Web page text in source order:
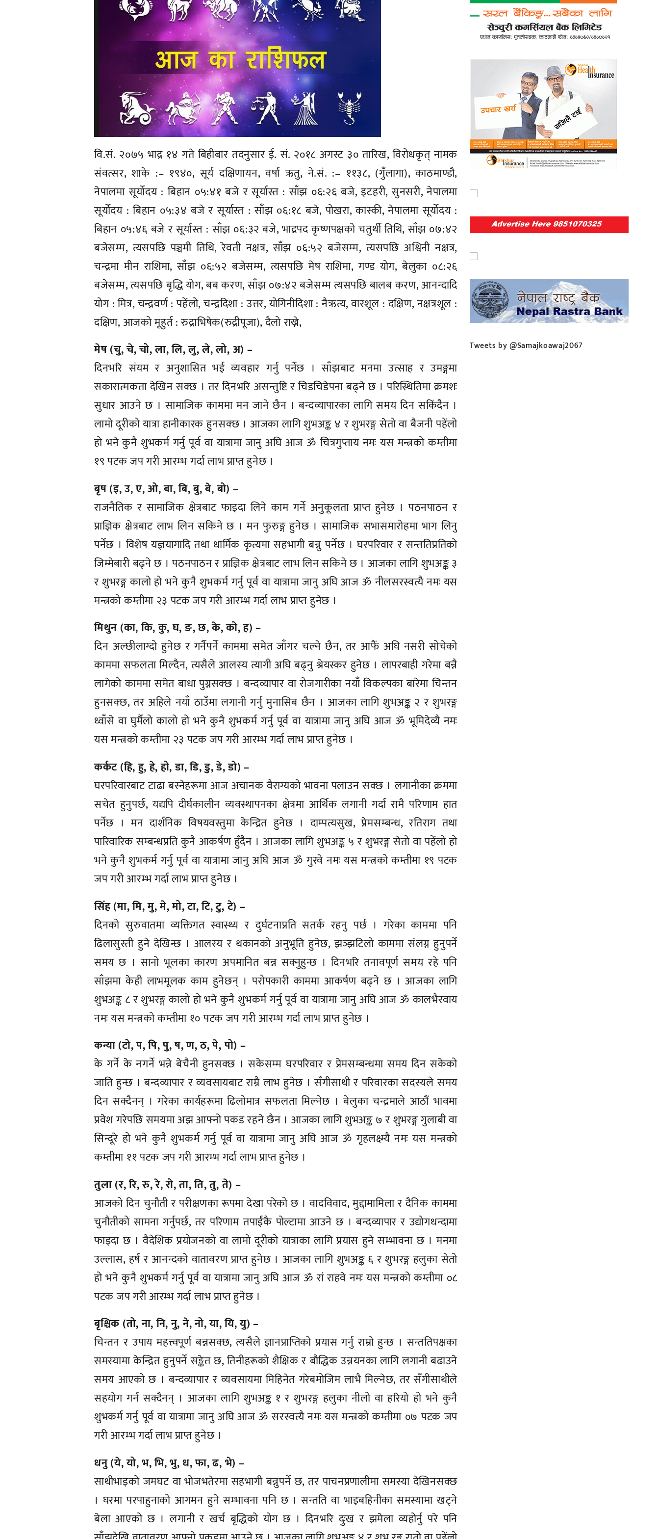
वि.सं. २०७५ भाद्र १४ गते बिहीबार तदनुसार ई. सं. २०१८ अगस्ट ३० तारिख, विरोधकृत् नामक
संवत्सर, शाके :– १९४०, सूर्य दक्षिणायन, वर्षा ऋतु, ने.सं. :– ११३८, (गुँलागा), काठमाण्डौ,
नेपालमा सूर्योदय : बिहान ०५:४१ बजे र सूर्यास्त : साँझ ०६:२६ बजे, इटहरी, सुनसरी, नेपालमा
सूर्योदय : बिहान ०५:३४ बजे र सूर्यास्त : साँझ ०६:१८ बजे, पोखरा, कास्की, नेपालमा सूर्योदय :
बिहान ०५:४६ बजे र सूर्यास्त : साँझ ०६:३२ बजे, भाद्रपद कृष्णपक्षको चतुर्थी तिथि, साँझ ०७:४२
बजेसम्म, त्यसपछि पञ्चमी तिथि, रेवती नक्षत्र, साँझ ०६:५२ बजेसम्म, त्यसपछि अश्विनी नक्षत्र,
चन्द्रमा मीन राशिमा, साँझ ०६:५२ बजेसम्म, त्यसपछि मेष राशिमा, गण्ड योग, बेलुका ०८:२६
बजेसम्म, त्यसपछि बृद्धि योग, बब करण, साँझ ०७:४२ बजेसम्म त्यसपछि बालब करण, आनन्दादि
योग : मित्र, चन्द्रवर्ण : पहेंलो, चन्द्रदिशा : उत्तर, योगिनीदिशा : नैऋत्य, वारशूल : दक्षिण, नक्षत्रशूल :
दक्षिण, आजको मूहुर्त : रुद्राभिषेक(रुद्रीपूजा), दैलो राख्ने,
मेष (चु, चे, चो, ला, लि, लु, ले, लो, अ) –
दिनभरि संयम र अनुशासित भई व्यवहार गर्नु पर्नेछ । साँझबाट मनमा उत्साह र उमङ्गमा
सकारात्मकता देखिन सक्छ । तर दिनभरि असन्तुष्टि र चिडचिडेपना बढ्ने छ । परिस्थितिमा क्रमशः
सुधार आउने छ । सामाजिक काममा मन जाने छैन । बन्दव्यापारका लागि समय दिन सकिंदैन ।
लामो दूरीको यात्रा हानीकारक हुनसक्छ । आजका लागि शुभअङ्क ४ र शुभरङ्ग सेतो वा बैजनी पहेंलो
हो भने कुनै शुभकर्म गर्नु पूर्व वा यात्रामा जानु अघि आज ॐ चित्रगुप्ताय नमः यस मन्त्रको कम्तीमा
१९ पटक जप गरी आरम्भ गर्दा लाभ प्राप्त हुनेछ ।
बृष (इ, उ, ए, ओ, बा, बि, बु, बे, बो) –
राजनैतिक र सामाजिक क्षेत्रबाट फाइदा लिने काम गर्ने अनुकूलता प्राप्त हुनेछ । पठनपाठन र
प्राज्ञिक क्षेत्रबाट लाभ लिन सकिने छ । मन फुरुङ्ग हुनेछ । सामाजिक सभासमारोहमा भाग लिनु
पर्नेछ । विशेष यज्ञयागादि तथा धार्मिक कृत्यमा सहभागी बन्नु पर्नेछ । घरपरिवार र सन्ततिप्रतिको
जिम्मेबारी बढ्ने छ । पठनपाठन र प्राज्ञिक क्षेत्रबाट लाभ लिन सकिने छ । आजका लागि शुभअङ्क ३
र शुभरङ्ग कालो हो भने कुनै शुभकर्म गर्नु पूर्व वा यात्रामा जानु अघि आज ॐ नीलसरस्वत्यै नमः यस
मन्त्रको कम्तीमा २३ पटक जप गरी आरम्भ गर्दा लाभ प्राप्त हुनेछ ।
मिथुन (का, कि, कु, घ, ङ, छ, के, को, ह) –
दिन अल्छीलाग्दो हुनेछ र गर्नैपर्ने काममा समेत जाँगर चल्ने छैन, तर आफैं अघि नसरी सोचेको
काममा सफलता मिल्दैन, त्यसैले आलस्य त्यागी अघि बढ्नु श्रेयस्कर हुनेछ । लापरबाही गरेमा बन्नै
लागेको काममा समेत बाधा पुग्नसक्छ । बन्दव्यापार वा रोजगारीका नयाँ विकल्पका बारेमा चिन्तन
हुनसक्छ, तर अहिले नयाँ ठाउँमा लगानी गर्नु मुनासिब छैन । आजका लागि शुभअङ्क २ र शुभरङ्ग
ध्वाँसे वा घुर्मैलो कालो हो भने कुनै शुभकर्म गर्नु पूर्व वा यात्रामा जानु अघि आज ॐ भूमिदेव्यै नमः
यस मन्त्रको कम्तीमा २३ पटक जप गरी आरम्भ गर्दा लाभ प्राप्त हुनेछ ।
कर्कट (हि, हु, हे, हो, डा, डि, डु, डे, डो) –
घरपरिवारबाट टाढा बस्नेहरूमा आज अचानक वैराग्यको भावना पलाउन सक्छ । लगानीका क्रममा
सचेत हुनुपर्छ, यद्यपि दीर्घकालीन व्यवस्थापनका क्षेत्रमा आर्थिक लगानी गर्दा रामै परिणाम हात
पर्नेछ । मन दार्शनिक विषयवस्तुमा केन्द्रित हुनेछ । दाम्पत्यसुख, प्रेमसम्बन्ध, रतिराग तथा
पारिवारिक सम्बन्धप्रति कुनै आकर्षण हुँदैैन । आजका लागि शुभअङ्क ५ र शुभरङ्ग सेतो वा पहेंलो हो
भने कुनै शुभकर्म गर्नु पूर्व वा यात्रामा जानु अघि आज ॐ गुरवे नमः यस मन्त्रको कम्तीमा १९ पटक
जप गरी आरम्भ गर्दा लाभ प्राप्त हुनेछ ।
सिंह (मा, मि, मु, मे, मो, टा, टि, टु, टे) –
दिनको सुरुवातमा व्यक्तिगत स्वास्थ्य र दुर्घटनाप्रति सतर्क रहनु पर्छ । गरेका काममा पनि
ढिलासुस्ती हुने देखिन्छ । आलस्य र थकानको अनुभूति हुनेछ, झञ्झटिलो काममा संलग्न हुनुपर्ने
समय छ । सानो भूलका कारण अपमानित बन्न सक्नुहुन्छ । दिनभरि तनावपूर्ण समय रहे पनि
साँझमा केही लाभमूलक काम हुनेछन् । परोपकारी काममा आकर्षण बढ्ने छ । आजका लागि
शुभअङ्क ८ र शुभरङ्ग कालो हो भने कुनै शुभकर्म गर्नु पूर्व वा यात्रामा जानु अघि आज ॐ कालभैरवाय
नमः यस मन्त्रको कम्तीमा १० पटक जप गरी आरम्भ गर्दा लाभ प्राप्त हुनेछ ।
कन्या (टो, प, पि, पु, ष, ण, ठ, पे, पो) –
के गर्ने के नगर्ने भन्ने बेचैनी हुनसक्छ । सकेसम्म घरपरिवार र प्रेमसम्बन्धमा समय दिन सकेको
जाति हुन्छ । बन्दव्यापार र व्यवसायबाट राम्रै लाभ हुनेछ । सँगीसाथी र परिवारका सदस्यले समय
दिन सक्दैनन् । गरेका कार्यहरूमा ढिलोमात्र सफलता मिल्नेछ । बेलुका चन्द्रमाले आठौं भावमा
प्रवेश गरेपछि समयमा अझ आफ्नो पकड रहने छैन । आजका लागि शुभअङ्क ७ र शुभरङ्ग गुलाबी वा
सिन्दूरे हो भने कुनै शुभकर्म गर्नु पूर्व वा यात्रामा जानु अघि आज ॐ गृहलक्ष्म्यै नमः यस मन्त्रको
कम्तीमा ११ पटक जप गरी आरम्भ गर्दा लाभ प्राप्त हुनेछ ।
तुला (र, रि, रु, रे, रो, ता, ति, तु, ते) –
आजको दिन चुनौती र परीक्षणका रूपमा देखा परेको छ । वादविवाद, मुद्दामामिला र दैनिक काममा
चुनौतीको सामना गर्नुपर्छ, तर परिणाम तपाईंकै पोल्टामा आउने छ । बन्दव्यापार र उद्योगधन्दामा
फाइदा छ । वैदेशिक प्रयोजनको वा लामो दूरीको यात्राका लागि प्रयास हुने सम्भावना छ । मनमा
उल्लास, हर्ष र आनन्दको वातावरण प्राप्त हुनेछ । आजका लागि शुभअङ्क ६ र शुभरङ्ग हलुका सेतो
हो भने कुनै शुभकर्म गर्नु पूर्व वा यात्रामा जानु अघि आज ॐ रां राहवे नमः यस मन्त्रको कम्तीमा ०८
पटक जप गरी आरम्भ गर्दा लाभ प्राप्त हुनेछ ।
बृश्चिक (तो, ना, नि, नु, ने, नो, या, यि, यु) –
चिन्तन र उपाय महत्त्वपूर्ण बन्नसक्छ, त्यसैले ज्ञानप्राप्तिको प्रयास गर्नु राम्रो हुन्छ । सन्ततिपक्षका
समस्यामा केन्द्रित हुनुपर्ने सङ्केत छ, तिनीहरूको शैक्षिक र बौद्धिक उन्नयनका लागि लगानी बढाउने
समय आएको छ । बन्दव्यापार र व्यवसायमा मिहिनेत गरेबमोजिम लाभै मिल्नेछ, तर सँगीसाथीले
सहयोग गर्न सक्दैनन् । आजका लागि शुभअङ्क १ र शुभरङ्ग हलुका नीलो वा हरियो हो भने कुनै
शुभकर्म गर्नु पूर्व वा यात्रामा जानु अघि आज ॐ सरस्वत्यै नमः यस मन्त्रको कम्तीमा ०७ पटक जप
गरी आरम्भ गर्दा लाभ प्राप्त हुनेछ ।
धनु (ये, यो, भ, भि, भु, ध, फा, ढ, भे) –
साथीभाइको जमघट वा भोजभतेरमा सहभागी बन्नुपर्ने छ, तर पाचनप्रणालीमा समस्या देखिनसक्छ
। घरमा परपाहुनाको आगमन हुने सम्भावना पनि छ । सन्तति वा भाइबहिनीका समस्यामा खट्ने
बेला आएको छ । लगानी र खर्च बृद्धिको योग छ । दिनभरि दुःख र झमेला व्यहोर्नु परे पनि
Tweets by @Samajkoawaj2067